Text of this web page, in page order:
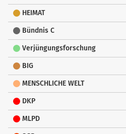
HEIMAT
Bündnis C
Verjüngungsforschung
BIG
MENSCHLICHE WELT
DKP
MLPD